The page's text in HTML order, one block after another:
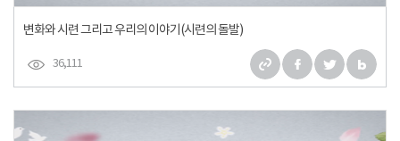
변화와 시련 그리고 우리의 이야기(시련의 돌발)
36,111